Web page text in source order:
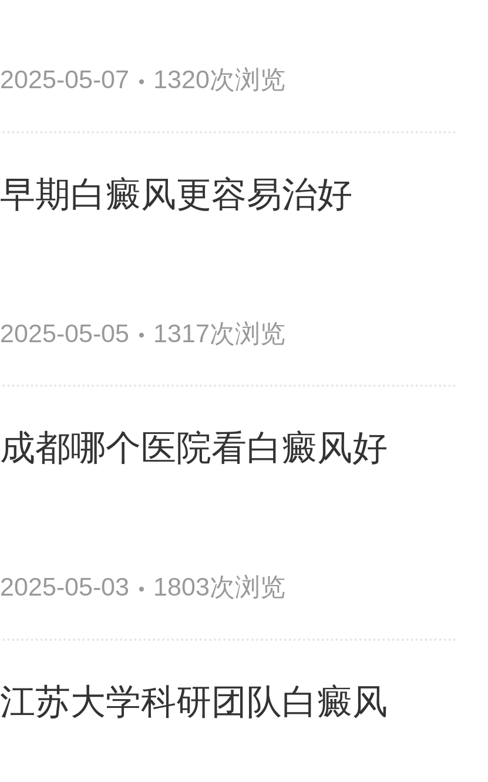
2025-05-07 1320次浏览
早期白癜风更容易治好
2025-05-05 1317次浏览
成都哪个医院看白癜风好
2025-05-03 1803次浏览
江苏大学科研团队白癜风